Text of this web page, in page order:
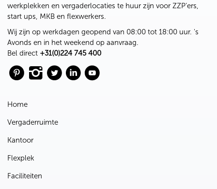
werkplekken en vergaderlocaties te huur zijn voor ZZP’ers,
start ups, MKB en flexwerkers.
Wij zijn op werkdagen geopend van 08:00 tot 18:00 uur. 's
Avonds en in het weekend op aanvraag.
Bel direct +31(0)224 745 400
Home
Vergaderruimte
Kantoor
Flexplek
Faciliteiten